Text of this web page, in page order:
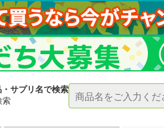
サプリ名で検索
索